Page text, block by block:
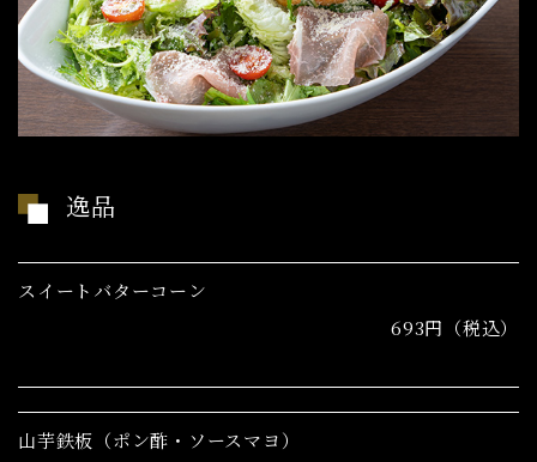
逸品
スイートバターコーン
693円（税込）
山芋鉄板（ポン酢・ソースマヨ）